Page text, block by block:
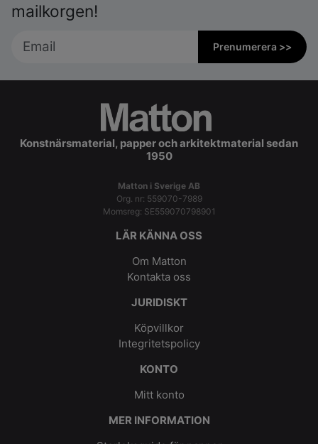
mailkorgen!
Prenumerera >>
Konstnärsmaterial, papper och arkitektmaterial sedan
1950
Matton i Sverige AB
Org. nr: 559070-7989
Momsreg: SE559070798901
LÄR KÄNNA OSS
Om Matton
Kontakta oss
JURIDISKT
Köpvillkor
Integritetspolicy
KONTO
Mitt konto
MER INFORMATION